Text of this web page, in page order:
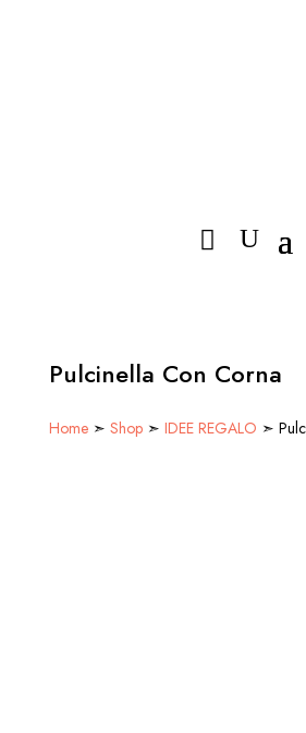
Pulcinella Con Corna
Home➣ Shop➣ IDEE REGALO ➣